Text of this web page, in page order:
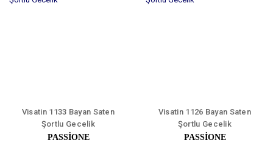
Visatin 1133 Bayan Saten
Şortlu Gecelik
PASSİONE
Visatin 1126 Bayan Saten
Şortlu Gecelik
PASSİONE